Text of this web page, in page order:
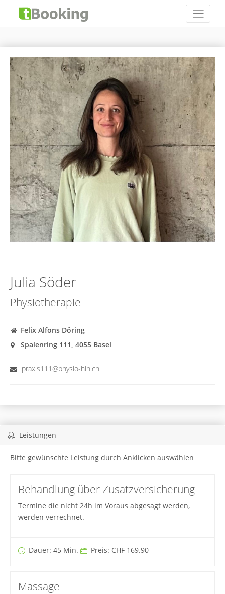
Julia Söder
Physiotherapie
Felix Alfons Döring
Spalenring 111, 4055 Basel
praxis111@physio-hin.ch
Leistungen
Bitte gewünschte Leistung durch Anklicken auswählen
Behandlung über Zusatzversicherung
Termine die nicht 24h im Voraus abgesagt werden,
werden verrechnet.
Dauer: 45 Min. Preis: CHF 169.90
Massage